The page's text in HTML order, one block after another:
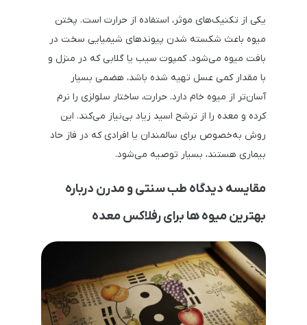
یکی از تکنیک‌های موثر، استفاده از حرارت است. پختن
میوه باعث شکسته شدن پیوندهای شیمیایی سخت در
بافت میوه می‌شود. کمپوت سیب یا گلابی که در منزل و
با مقدار کمی عسل تهیه شده باشد، هضمی بسیار
آسان‌تر از میوه خام دارد. حرارت، ساختار سلولزی را نرم
کرده و معده را از ترشح اسید زیاد بی‌نیاز می‌کند. این
روش به‌خصوص برای سالمندان یا افرادی که در فاز حاد
بیماری هستند، بسیار توصیه می‌شود.
مقایسه دیدگاه طب سنتی و مدرن درباره
بهترین میوه ها برای رفلاکس معده